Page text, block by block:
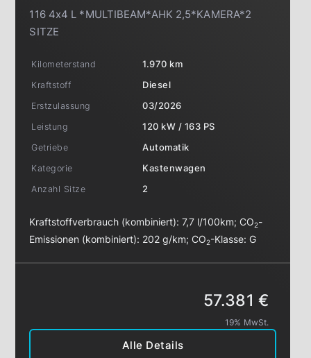
116 4x4 L *MULTIBEAM*AHK 2,5*KAMERA*2
SITZE
Kilometerstand
1.970 km
Kraftstoff
Diesel
Erstzulassung
03/2026
Leistung
120 kW / 163 PS
Getriebe
Automatik
Kategorie
Kastenwagen
Anzahl Sitze
2
Kraftstoffverbrauch (kombiniert):7,7 l/100km;CO2-
Emissionen (kombiniert): 202 g/km;CO2-Klasse:G
Alle Details
57.381 €
19% MwSt.